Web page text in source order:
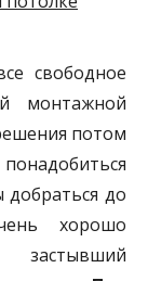
свободное
монтажной
потом
добраться до
хорошо